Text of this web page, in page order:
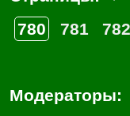
780
781 782
Модераторы: